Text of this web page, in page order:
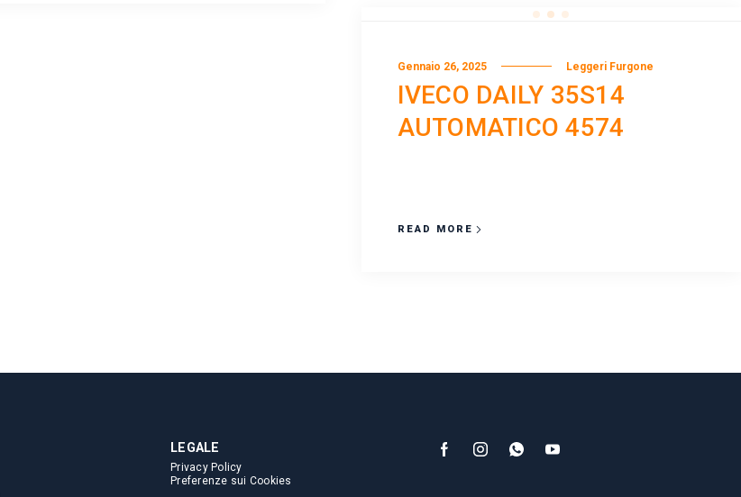
Gennaio 26, 2025 Leggeri Furgone
IVECO DAILY 35S14
AUTOMATICO 4574
READ MORE
LEGALE
Privacy Policy
Preferenze sui Cookies